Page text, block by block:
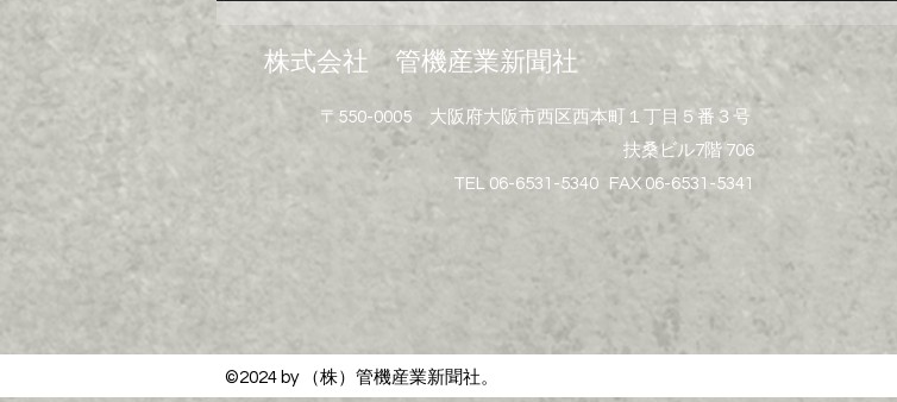
た倉庫を移転し新関西配送セン
新関西配送センターは、地上５
敷地面積は約３６０２坪、延床
面積は約７２９４坪。５階部分
にはイベントや勉強会などを開
催できる研修室も設けられてい
る。 配送面でも利便性にすぐ
価格改定を実施する。 管継手
類の原材料、副資材の調達コス
トの高騰に加えて、エネルギー
コストの上昇やその他の資材価
格、輸送コストなど間接費用も
増大しており、企業努力だけで
は製造コストを吸収することが
給を行
株式会社 管機産業新聞社
〒550-0005 大阪府大阪市西区西本町１丁目５番３号
扶桑ビル7階 706
TEL 06-6531-5340 FAX 06-6531-5341
©2024 by （株）管機産業新聞社。